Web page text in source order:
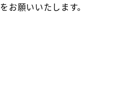
をお願いいたします。